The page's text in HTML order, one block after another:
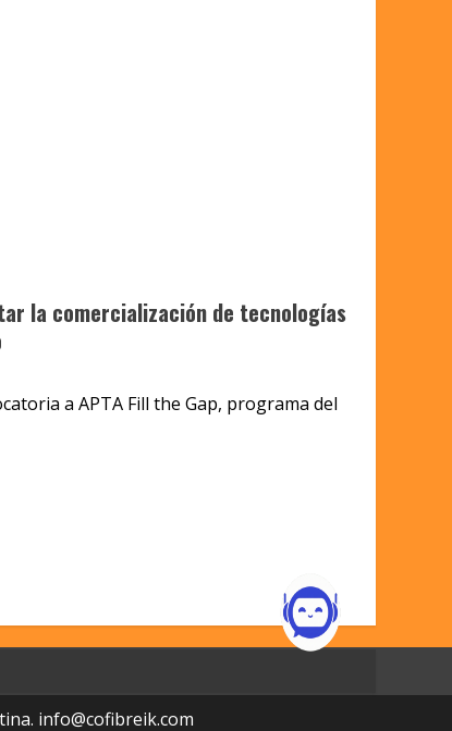
la comercialización de tecnologías
a APTA Fill the Gap, programa del
info@cofibreik.com